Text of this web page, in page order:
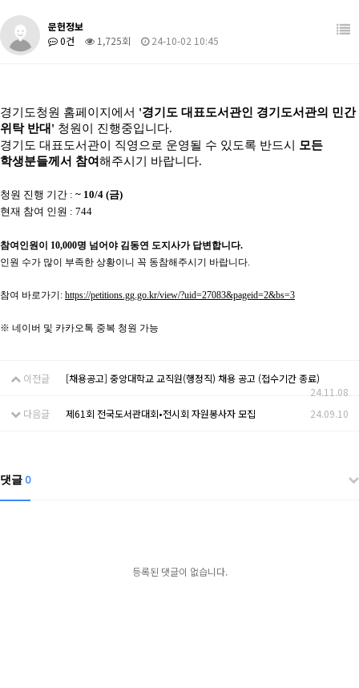
장학/취업
커뮤니티
도서관계 소식
문헌정보
0건
1,725회 24-10-02 10:45
경기도청원 홈페이지에서 '경기도 대표도서관인 경기도서관의 민간
위탁 반대' 청원이 진행중입니다.
경기도 대표도서관이 직영으로 운영될 수 있도록 반드시
모든
학생분들께서 참여해주시기 바랍니다.
청원 진행 기간 : ~ 10/4 (금)
현재 참여 인원 : 744
참여인원이 10,000명 넘어야 김동연 도지사가 답변합니다.
인원 수가 많이 부족한 상황이니 꼭 동참해주시기 바랍니다.
참여 바로가기: https://petitions.gg.go.kr/view/?uid=27083&pageid=2&bs=3
※ 네이버 및 카카오톡 중복 청원 가능
이전글
[채용공고] 중앙대학교 교직원(행정직) 채용 공고 (접수기간 종료)
24.11.08
다음글
제61회 전국도서관대회•전시회 자원봉사자 모집 24.09.10
댓글0
등록된 댓글이 없습니다.